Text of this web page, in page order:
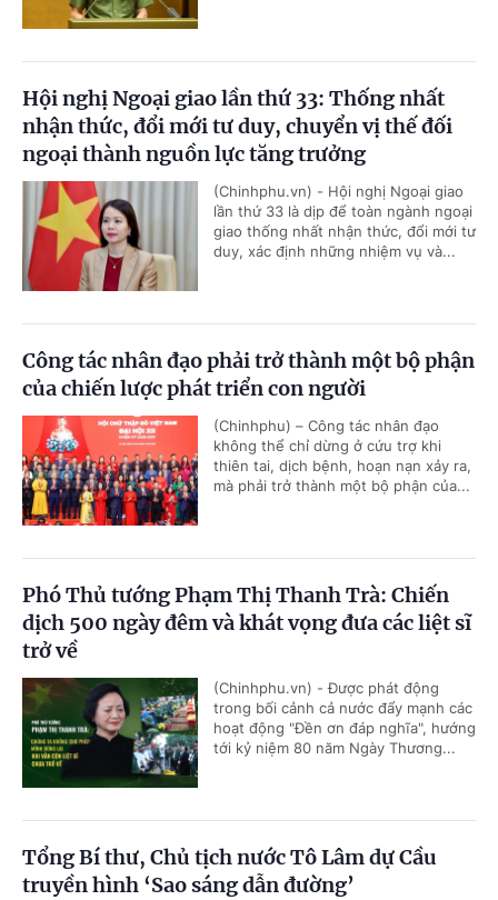
Hội nghị Ngoại giao lần thứ 33: Thống nhất
nhận thức, đổi mới tư duy, chuyển vị thế đối
ngoại thành nguồn lực tăng trưởng
(Chinhphu.vn) - Hội nghị Ngoại giao
lần thứ 33 là dịp để toàn ngành ngoại
giao thống nhất nhận thức, đổi mới tư
duy, xác định những nhiệm vụ và...
Công tác nhân đạo phải trở thành một bộ phận
của chiến lược phát triển con người
(Chinhphu) – Công tác nhân đạo
không thể chỉ dừng ở cứu trợ khi
thiên tai, dịch bệnh, hoạn nạn xảy ra,
mà phải trở thành một bộ phận của...
Phó Thủ tướng Phạm Thị Thanh Trà: Chiến
dịch 500 ngày đêm và khát vọng đưa các liệt sĩ
trở về
(Chinhphu.vn) - Được phát động
trong bối cảnh cả nước đẩy mạnh các
hoạt động "Đền ơn đáp nghĩa", hướng
tới kỷ niệm 80 năm Ngày Thương...
Tổng Bí thư, Chủ tịch nước Tô Lâm dự Cầu
truyền hình ‘Sao sáng dẫn đường’